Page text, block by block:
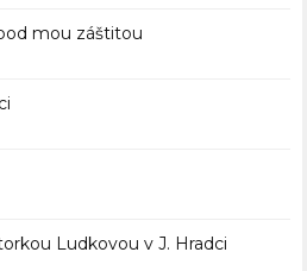
mou záštitou
Ludkovou v J. Hradci